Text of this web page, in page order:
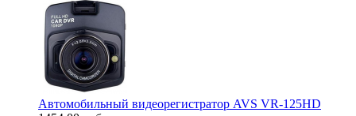
Автомобильный видеорегистратор AVS VR-125HD